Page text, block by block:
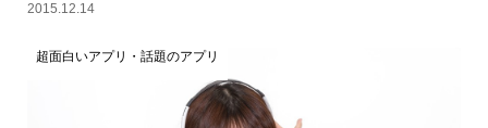
2015.12.14
超面白いアプリ・話題のアプリ